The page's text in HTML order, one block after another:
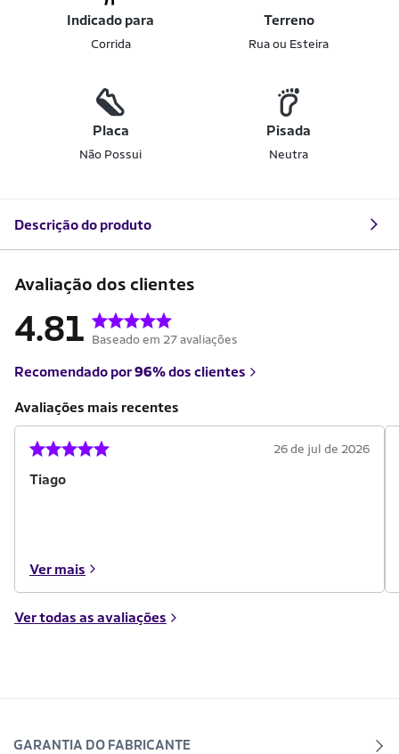
Indicado para
Corrida
Terreno
Rua ou Esteira
Placa
Não Possui
Pisada
Neutra
Descrição do produto
Avaliação dos clientes
4.81 Baseado em 27 avaliações
Recomendado por96%dos clientes
Avaliações mais recentes
Tiago
26 de jul de 2026
Ver mais
Ver todas as avaliações
GARANTIA DO FABRICANTE